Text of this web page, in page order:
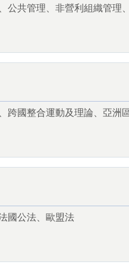
公共管理、非營利組織管理
跨國整合運動及理論、亞洲
國公法、歐盟法